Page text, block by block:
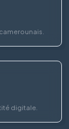
digitale.